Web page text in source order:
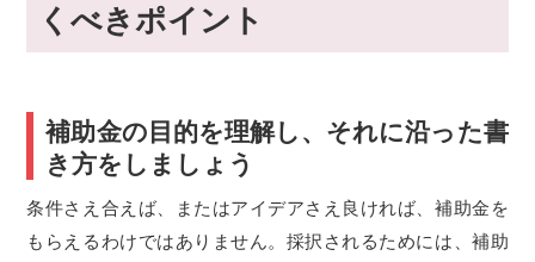
くべきポイント
補助金の目的を理解し、それに沿った書
き方をしましょう
条件さえ合えば、またはアイデアさえ良ければ、補助金を
もらえるわけではありません。採択されるためには、補助